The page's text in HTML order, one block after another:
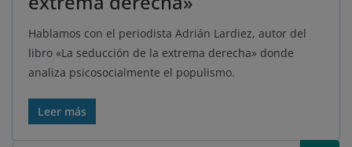
Hablamos con el periodista Adrián Lardiez, autor del
libro «La seducción de la extrema derecha» donde
analiza psicosocialmente el populismo.
Leer más